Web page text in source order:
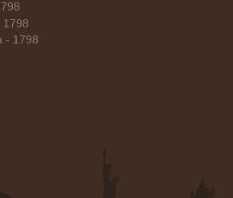
1798
- 1798